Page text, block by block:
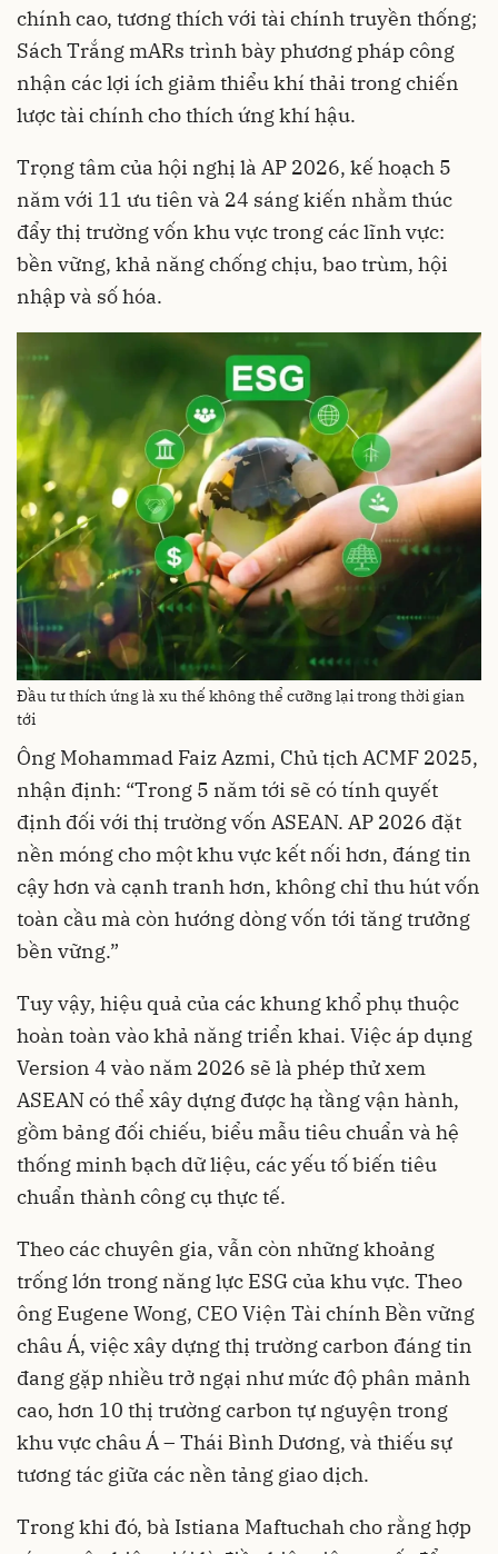
chính cao, tương thích với tài chính truyền thống;
Sách Trắng mARs trình bày phương pháp công
nhận các lợi ích giảm thiểu khí thải trong chiến
lược tài chính cho thích ứng khí hậu.
Trọng tâm của hội nghị là AP 2026, kế hoạch 5
năm với 11 ưu tiên và 24 sáng kiến nhằm thúc
đẩy thị trường vốn khu vực trong các lĩnh vực:
bền vững, khả năng chống chịu, bao trùm, hội
nhập và số hóa.
Đầu tư thích ứng là xu thế không thể cưỡng lại trong thời gian
tới
Ông Mohammad Faiz Azmi, Chủ tịch ACMF 2025,
nhận định: “Trong 5 năm tới sẽ có tính quyết
định đối với thị trường vốn ASEAN. AP 2026 đặt
nền móng cho một khu vực kết nối hơn, đáng tin
cậy hơn và cạnh tranh hơn, không chỉ thu hút vốn
toàn cầu mà còn hướng dòng vốn tới tăng trưởng
bền vững.”
Tuy vậy, hiệu quả của các khung khổ phụ thuộc
hoàn toàn vào khả năng triển khai. Việc áp dụng
Version 4 vào năm 2026 sẽ là phép thử xem
ASEAN có thể xây dựng được hạ tầng vận hành,
gồm bảng đối chiếu, biểu mẫu tiêu chuẩn và hệ
thống minh bạch dữ liệu, các yếu tố biến tiêu
chuẩn thành công cụ thực tế.
Theo các chuyên gia, vẫn còn những khoảng
trống lớn trong năng lực ESG của khu vực. Theo
ông Eugene Wong, CEO Viện Tài chính Bền vững
châu Á, việc xây dựng thị trường carbon đáng tin
đang gặp nhiều trở ngại như mức độ phân mảnh
cao, hơn 10 thị trường carbon tự nguyện trong
khu vực châu Á – Thái Bình Dương, và thiếu sự
tương tác giữa các nền tảng giao dịch.
Trong khi đó, bà Istiana Maftuchah cho rằng hợp